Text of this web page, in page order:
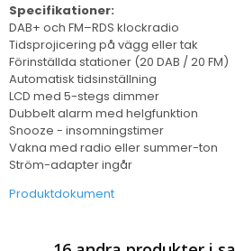
Specifikationer:
DAB+ och FM–RDS klockradio
Tidsprojicering på vägg eller tak
Förinställda stationer (20 DAB / 20 FM)
Automatisk tidsinställning
LCD med 5-stegs dimmer
Dubbelt alarm med helgfunktion
Snooze - insomningstimer
Vakna med radio eller summer-ton
Ström-adapter ingår
Produktdokument